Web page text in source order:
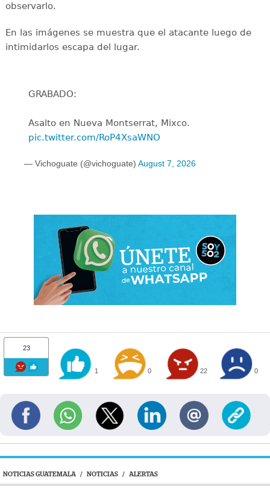
observarlo.
En las imágenes se muestra que el atacante luego de
intimidarlos escapa del lugar.
GRABADO:
Asalto en Nueva Montserrat, Mixco.
pic.twitter.com/RoP4XsaWNO
— Vichoguate (@vichoguate) August 7, 2026
23
1 0 22 0
NOTICIAS GUATEMALA / NOTICIAS / ALERTAS